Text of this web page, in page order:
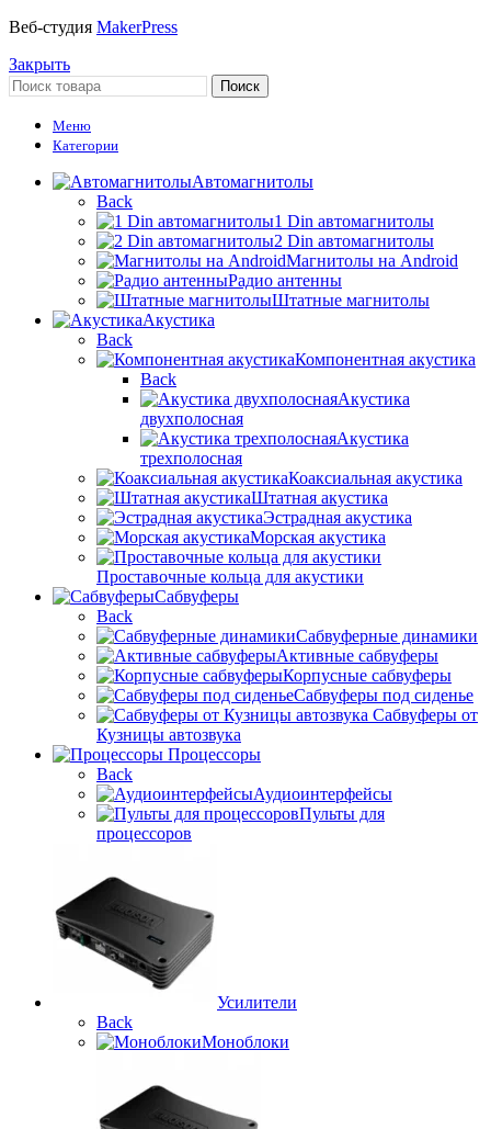
Веб-студия MakerPress
Закрыть
Поиск
Меню
Категории
Автомагнитолы
Back
1 Din автомагнитолы
2 Din автомагнитолы
Магнитолы на Android
Радио антенны
Штатные магнитолы
Акустика
Back
Компонентная акустика
Back
Акустика
двухполосная
Акустика
трехполосная
Коаксиальная акустика
Штатная акустика
Эстрадная акустика
Морская акустика
Проставочные кольца для акустики
Сабвуферы
Back
Сабвуферные динамики
Активные сабвуферы
Корпусные сабвуферы
Сабвуферы под сиденье
Сабвуферы от
Кузницы автозвука
Процессоры
Back
Аудиоинтерфейсы
Пульты для
процессоров
Усилители
Back
Моноблоки